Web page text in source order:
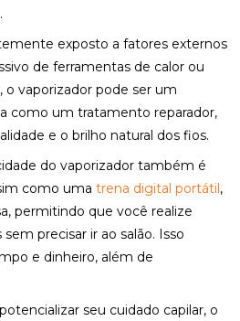
exposto a fatores externos
de ferramentas de calor ou
vaporizador pode ser um
como um tratamento reparador,
e o brilho natural dos fios.
do vaporizador também é
como umatrena digital portátil,
permitindo que você realize
precisar ir ao salão. Isso
e dinheiro, além de
seu cuidado capilar, o